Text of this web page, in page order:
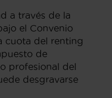
a través de la
el Convenio
cuota del renting
de
profesional del
desgravarse